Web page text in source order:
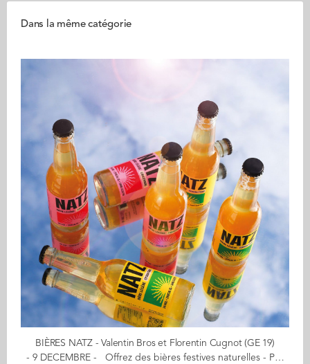
Dans la même catégorie
BIÈRES NATZ - Valentin Bros et Florentin Cugnot (GE 19)
- 9 DECEMBRE - Offrez des bières festives naturelles - Peu sucrées et totalement innovantes - 20% de remise sur notre site avec le code : AUDENCIA20 Bières citron vert, gingembre, Mexican-style lager ! Nous proposons avec NATZ des bières au gout léger, désaltérantes, en toute simplicité ! Notre promesse est d'offrir enfin une alternative naturelle et peu sucrée à Desperados, Corona... Le début de notre aventure… Notre premier projet n'était pas dans l'univers de la bière... mais du vin avec le projet Millésime Audencia et la première cuvée de promo Audencia 2018. Un projet soutenu par la Fondation de l'école et dont l'ensemble des bénéfices permettaient de soutenir les projets entreprenariaux et culturels au sein de l'école. Nous avons ensuite voulu créer une marque pour diffuser notre vision de la convivialité et du partage...c'est comme ça que Natz est né ! En savoir plus : drinknatz.com Contact : florentin@drinknatz.com (Re)Découvrez votre CALENDRIER DE L'AVENT ici